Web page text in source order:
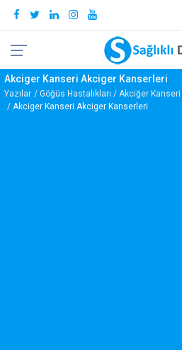
Akciger Kanseri Akciger Kanserleri
Yazılar Göğüs Hastalıkları
Akciğer Kanseri
Akciger Kanseri Akciger Kanserleri